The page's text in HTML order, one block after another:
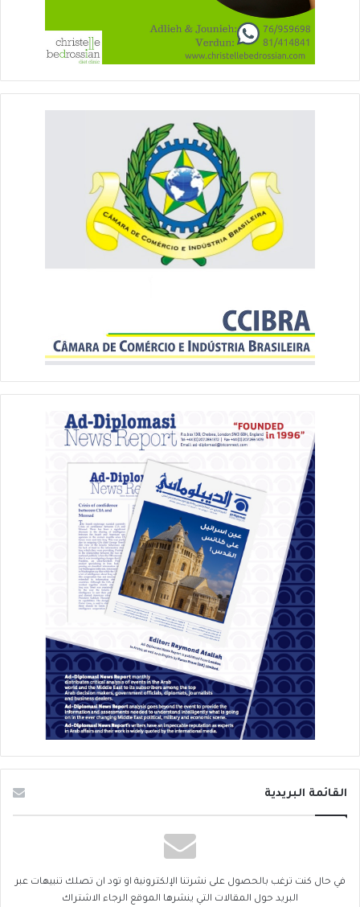
القائمة البريدية
في حال كنت ترغب بالحصول على نشرتنا الإلكترونية او تود ان تصلك تنبيهات عبر
البريد حول المقالات التي ينشرها الموقع الرجاء الاشتراك